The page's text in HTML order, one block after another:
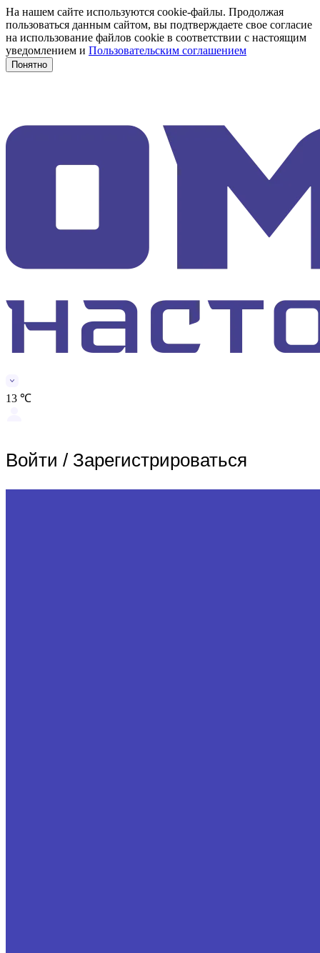
На нашем сайте используются cookie-файлы. Продолжая
пользоваться данным сайтом, вы подтверждаете свое согласие
на использование файлов cookie в соответствии с настоящим
уведомлением и Пользовательским соглашением
Понятно
13 ℃
Войти / Зарегистрироваться